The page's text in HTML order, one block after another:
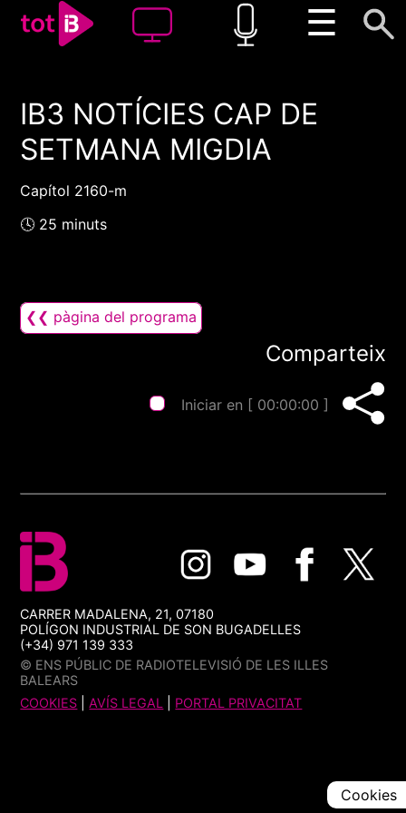
☰
00:00 00:00
1x
IB3 NOTÍCIES CAP DE
SETMANA MIGDIA
Capítol 2160-m
🕓 25 minuts
❮❮ pàgina del programa
Comparteix
Iniciar en [ 00:00:00 ]
CARRER MADALENA, 21, 07180
POLÍGON INDUSTRIAL DE SON BUGADELLES
(+34) 971 139 333
© ENS PÚBLIC DE RADIOTELEVISIÓ DE LES ILLES
BALEARS
COOKIES |AVÍS LEGAL PORTAL PRIVACITAT
Cookies